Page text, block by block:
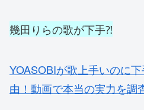
幾田りらの歌が下手⁈
YOASOBIが歌上手いのに
由！動画で本当の実力を調